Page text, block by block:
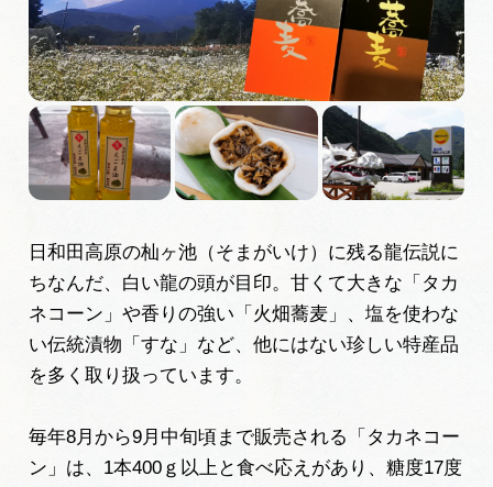
体験予約サイト「ＶＩＳＩＴ岐阜県」
岐阜県アウトドア観光キャンペーン
岐阜県まるごと観光エリアガイド
岐阜県観光データベース
旅行会社・観光事業者の皆様へ
フォトライブラリー
動画ライブラリー
日和田高原の杣ヶ池（そまがいけ）に残る龍伝説に
ちなんだ、白い龍の頭が目印。甘くて大きな「タカ
ネコーン」や香りの強い「火畑蕎麦」、塩を使わな
い伝統漬物「すな」など、他にはない珍しい特産品
を多く取り扱っています。
毎年8月から9月中旬頃まで販売される「タカネコー
ン」は、1本400ｇ以上と食べ応えがあり、糖度17度